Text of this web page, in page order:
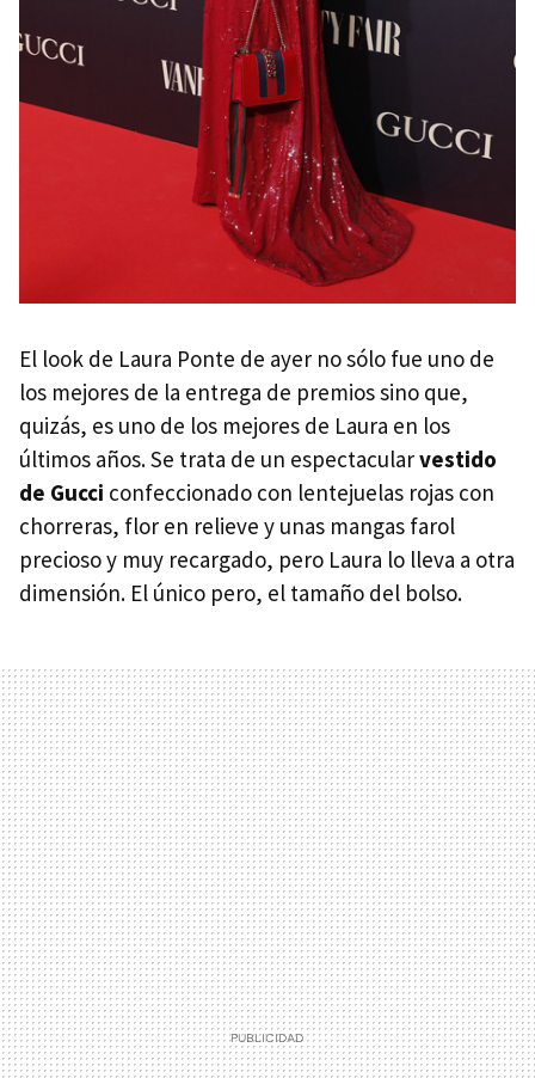
El look de Laura Ponte de ayer no sólo fue uno de
los mejores de la entrega de premios sino que,
quizás, es uno de los mejores de Laura en los
últimos años. Se trata de un espectacularvestido
de Gucci confeccionado con lentejuelas rojas con
chorreras, flor en relieve y unas mangas farol
precioso y muy recargado, pero Laura lo lleva a otra
dimensión. El único pero, el tamaño del bolso.